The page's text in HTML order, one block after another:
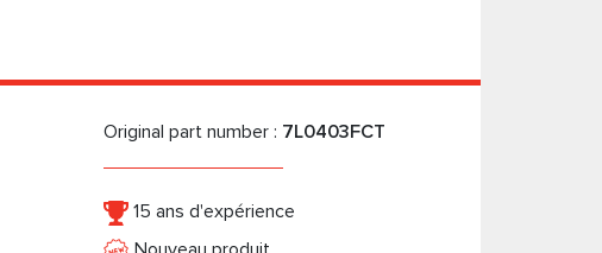
Original part number : 7L0403FCT
15 ans d'expérience